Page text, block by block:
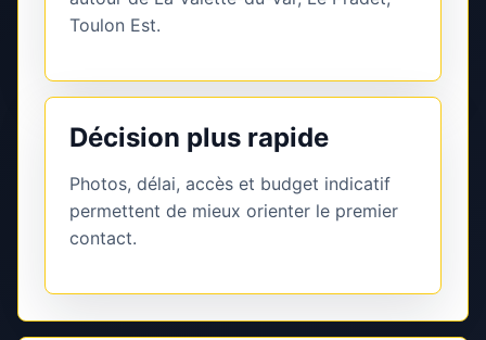
Toulon Est.
Décision plus rapide
Photos, délai, accès et budget indicatif
permettent de mieux orienter le premier
contact.